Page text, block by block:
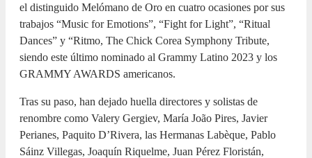
el distinguido Melómano de Oro en cuatro ocasiones por sus
trabajos “Music for Emotions”, “Fight for Light”, “Ritual
Dances” y “Ritmo, The Chick Corea Symphony Tribute,
siendo este último nominado al Grammy Latino 2023 y los
GRAMMY AWARDS americanos.
Tras su paso, han dejado huella directores y solistas de
renombre como Valery Gergiev, María João Pires, Javier
Perianes, Paquito D’Rivera, las Hermanas Labèque, Pablo
Sáinz Villegas, Joaquín Riquelme, Juan Pérez Floristán,